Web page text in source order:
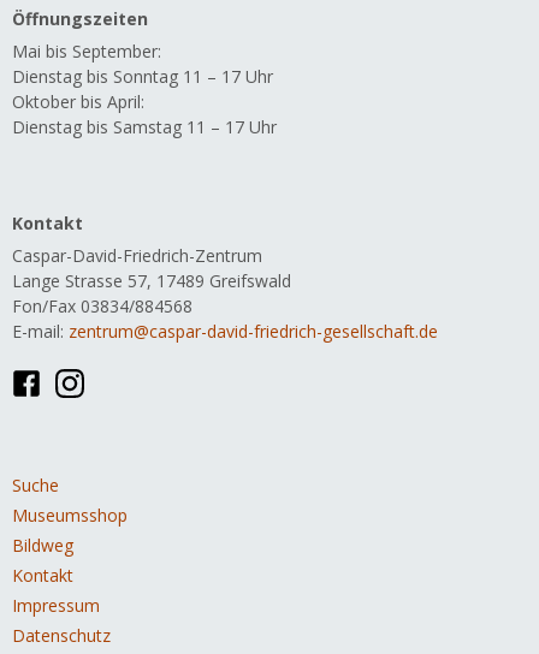
Öffnungszeiten
Mai bis September:
Dienstag bis Sonntag 11 – 17 Uhr
Oktober bis April:
Dienstag bis Samstag 11 – 17 Uhr
Kontakt
Caspar-David-Friedrich-Zentrum
Lange Strasse 57, 17489 Greifswald
Fon/Fax 03834/884568
E-mail: zentrum@caspar-david-friedrich-gesellschaft.de
überspringen
Suche
Museumsshop
Bildweg
Kontakt
Impressum
Datenschutz